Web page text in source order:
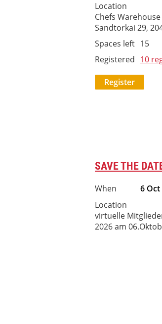
Location
Chefs
Sandtorkai 29,
Spaces left 15
Registered 10
SAVE THE
When
6 Oct
Location
virtuelle
2026 am